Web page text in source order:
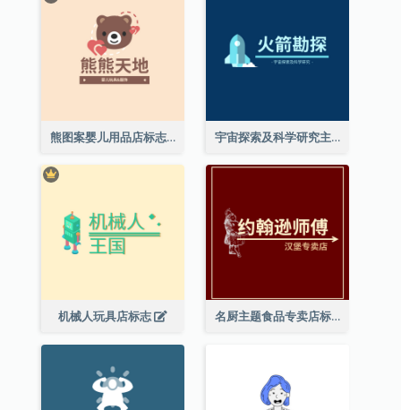
熊图案婴儿用品店标志 宇宙探索及科学研究主题标志设计
机械人玩具店标志 名厨主题食品专卖店标志